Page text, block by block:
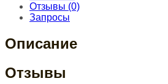
Отзывы (0)
Запросы
Описание
Отзывы